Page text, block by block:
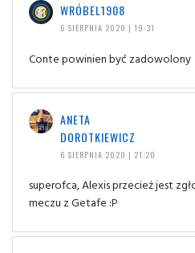
WRÓBEL1908
6 SIERPNIA 2020 | 19:31
Conte powinien być zadowolony
ANETA
DOROTKIEWICZ
6 SIERPNIA 2020 | 21:20
superofca, Alexis przecież jest
meczu z Getafe :P